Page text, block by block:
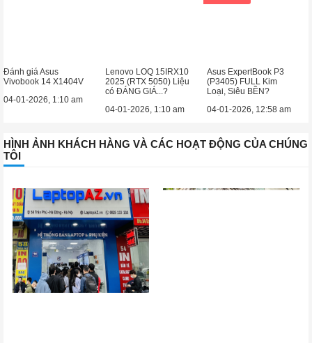
Đánh giá Asus
Vivobook 14 X1404V
04-01-2026, 1:10 am
Lenovo LOQ 15IRX10
2025 (RTX 5050) Liệu
có ĐÁNG GIÁ...?
04-01-2026, 1:10 am
Asus ExpertBook P3
(P3405) FULL Kim
Loại, Siêu BỀN?
04-01-2026, 12:58 am
HÌNH ẢNH KHÁCH HÀNG VÀ CÁC HOẠT ĐỘNG CỦA CHÚNG
TÔI